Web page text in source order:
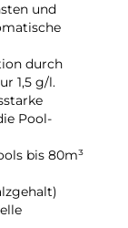
und
durch
1,5 g/l.
Pool-
bis 80m³